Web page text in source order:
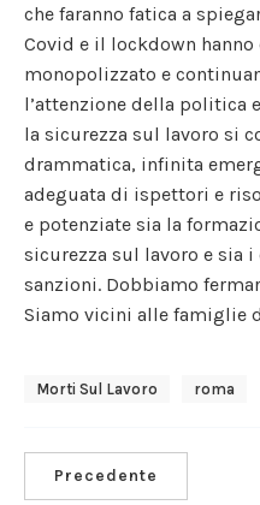
che faranno fatica a
Covid e il lockdown
monopolizzato e
l’attenzione della politica
la sicurezza sul lavoro si
drammatica, infinita
adeguata di ispettori e
e potenziate sia la
sicurezza sul lavoro e sia
sanzioni. Dobbiamo
Siamo vicini alle famiglie
Morti Sul Lavoro Roma
Precedente